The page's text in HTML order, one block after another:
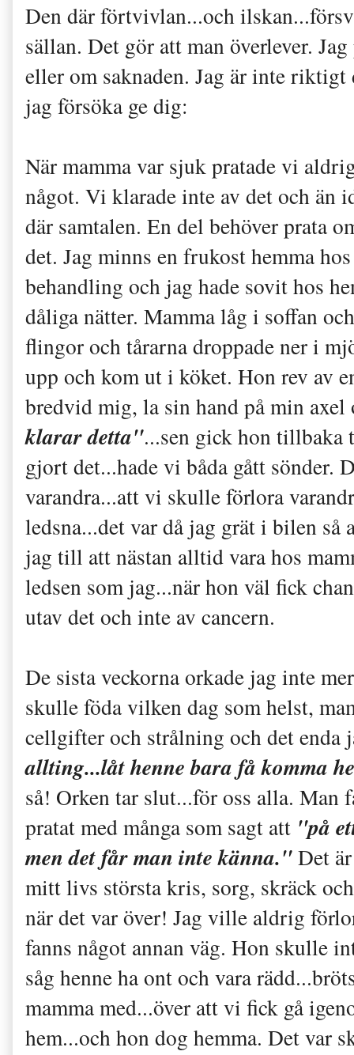
Den där förtvivlan...och
sällan. Det gör att man överlever.
eller om saknaden. Jag är inte riktigt
jag försöka ge dig:
När mamma var sjuk pratade vi
något. Vi klarade inte av det och än
där samtalen. En del behöver prata
det. Jag minns en frukost hemma
behandling och jag hade sovit hos
dåliga nätter. Mamma låg i soffan
flingor och tårarna droppade ner i
upp och kom ut i köket. Hon rev av
bredvid mig, la sin hand på min axel
klarar detta"...sen gick hon tillbaka
gjort det...hade vi båda gått sönder.
varandra...att vi skulle förlora
ledsna...det var då jag grät i bilen så
jag till att nästan alltid vara hos
ledsen som jag...när hon väl fick
utav det och inte av cancern.
De sista veckorna orkade jag inte
skulle föda vilken dag som helst,
cellgifter och strålning och det enda
allting...låt henne bara få komma
så! Orken tar slut...för oss alla. Man
pratat med många som sagt att "på
men det får man inte känna."Det
mitt livs största kris, sorg, skräck
när det var över! Jag ville aldrig
fanns något annan väg. Hon skulle
såg henne ha ont och vara
mamma med...över att vi fick gå
hem...och hon dog hemma. Det var